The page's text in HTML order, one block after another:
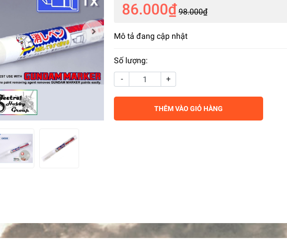
86.000₫ 98.000₫
Mô tả đang cập nhật
Số lượng:
-
+
THÊM VÀO GIỎ HÀNG